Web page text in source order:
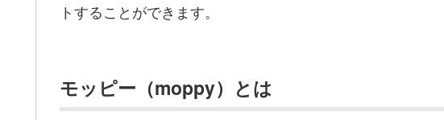
トすることができます。
モッピー（moppy）とは